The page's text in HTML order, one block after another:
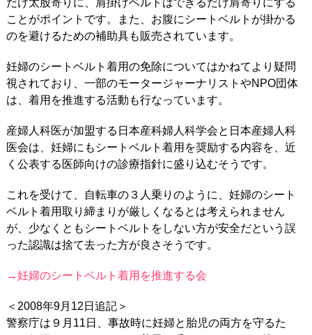
だけ太股寄りに、肩掛けベルトはできるだけ肩寄りにする
ことがポイントです。また、お腹にシートベルトが掛かる
のを避けるための補助具も販売されています。
妊婦のシートベルト着用の免除についてはかねてより疑問
視されており、一部のモータージャーナリストやNPO団体
は、着用を推進する活動も行なっています。
産婦人科医が加盟する日本産科婦人科学会と日本産婦人科
医会は、妊婦にもシートベルト着用を奨励する内容を、近
く公表する医師向けの診療指針に盛り込むそうです。
これを受けて、自転車の３人乗りのように、妊婦のシート
ベルト着用取り締まりが厳しくなるとは考えられません
が、少なくともシートベルトをしない方が安全だという誤
った認識は捨て去った方が良さそうです。
→妊婦のシートベルト着用を推進する会
＜2008年9月12日追記＞
警察庁は９月11日、事故時に妊婦と胎児の両方を守るた